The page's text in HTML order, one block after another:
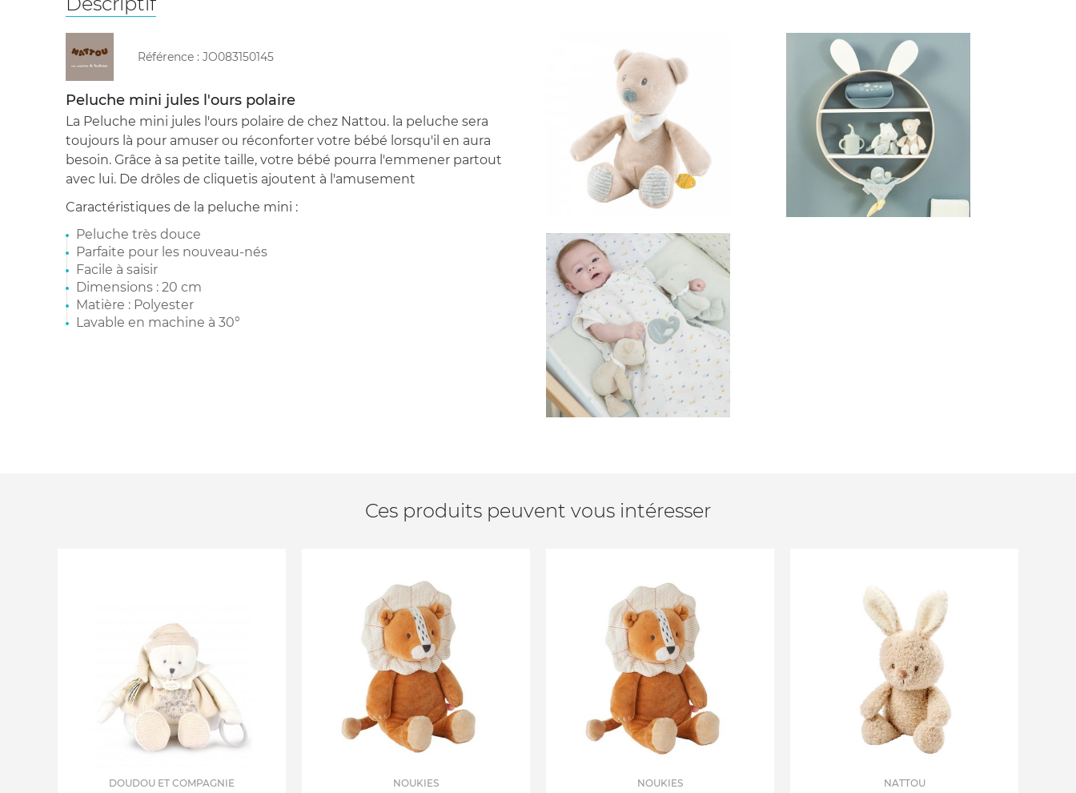
Référence : JO083150145
Peluche mini jules l'ours polaire
La Peluche mini jules l'ours polaire de chez Nattou. la peluche sera
toujours là pour amuser ou réconforter votre bébé lorsqu'il en aura
besoin. Grâce à sa petite taille, votre bébé pourra l'emmener partout
avec lui. De drôles de cliquetis ajoutent à l'amusement
Caractéristiques de la peluche mini :
Peluche très douce
Parfaite pour les nouveau-nés
Facile à saisir
Dimensions : 20 cm
Matière : Polyester
Lavable en machine à 30°
Ces produits peuvent vous intéresser
DOUDOU ET COMPAGNIE
NOUKIES
NOUKIES
NATTOU